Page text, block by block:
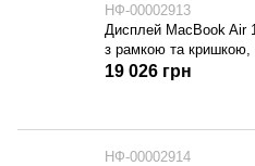
НФ-00002913
Дисплей MacBook Air
з рамкою та кришкою,
19 026 грн
НФ-00002914